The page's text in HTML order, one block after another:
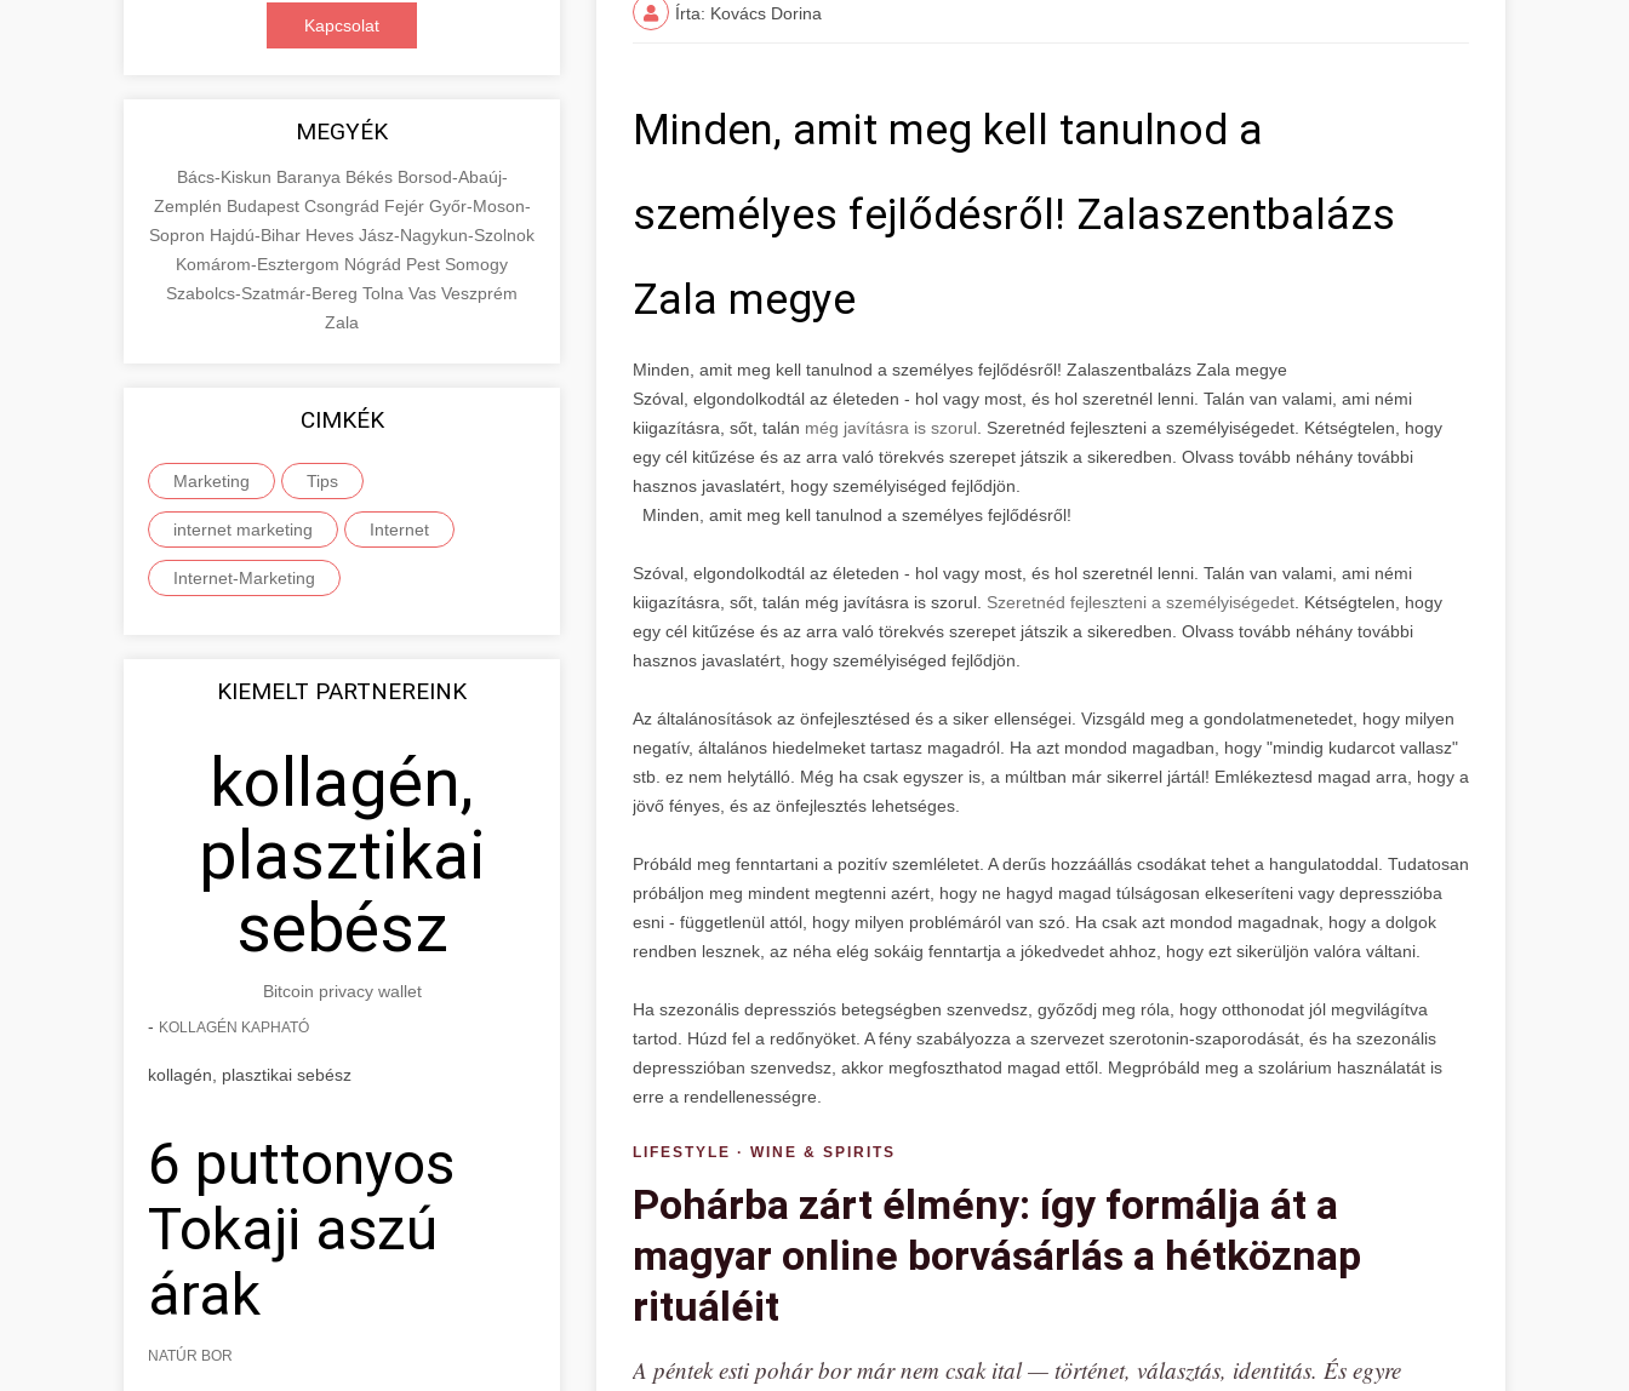
Kapcsolat
MEGYÉK
Bács-Kiskun Baranya Békés Borsod-Abaúj-
Zemplén Budapest Csongrád Fejér Győr-Moson-
Sopron Hajdú-Bihar Heves Jász-Nagykun-Szolnok
Komárom-Esztergom Nógrád Pest Somogy
Szabolcs-Szatmár-Bereg Tolna Vas Veszprém
Zala
CIMKÉK
Marketing Tips
internet marketing Internet
Internet-Marketing
KIEMELT PARTNEREINK
kollagén,
plasztikai
sebész
Bitcoin privacy wallet
- KOLLAGÉN KAPHATÓ
kollagén, plasztikai sebész
6 puttonyos
Tokaji aszú
árak
NATÚR BOR
Írta: Kovács Dorina
Minden, amit meg kell tanulnod a
személyes fejlődésről! Zalaszentbalázs
Zala megye
Minden, amit meg kell tanulnod a személyes fejlődésről! Zalaszentbalázs Zala megye
Szóval, elgondolkodtál az életeden - hol vagy most, és hol szeretnél lenni. Talán van valami, ami némi
kiigazításra, sőt, talán még javításra is szorul . Szeretnéd fejleszteni a személyiségedet. Kétségtelen, hogy
egy cél kitűzése és az arra való törekvés szerepet játszik a sikeredben. Olvass tovább néhány további
hasznos javaslatért, hogy személyiséged fejlődjön.
Minden, amit meg kell tanulnod a személyes fejlődésről!
Szóval, elgondolkodtál az életeden - hol vagy most, és hol szeretnél lenni. Talán van valami, ami némi
kiigazításra, sőt, talán még javításra is szorul. Szeretnéd fejleszteni a személyiségedet . Kétségtelen, hogy
egy cél kitűzése és az arra való törekvés szerepet játszik a sikeredben. Olvass tovább néhány további
hasznos javaslatért, hogy személyiséged fejlődjön.
Az általánosítások az önfejlesztésed és a siker ellenségei. Vizsgáld meg a gondolatmenetedet, hogy milyen
negatív, általános hiedelmeket tartasz magadról. Ha azt mondod magadban, hogy "mindig kudarcot vallasz"
stb. ez nem helytálló. Még ha csak egyszer is, a múltban már sikerrel jártál! Emlékeztesd magad arra, hogy a
jövő fényes, és az önfejlesztés lehetséges.
Próbáld meg fenntartani a pozitív szemléletet. A derűs hozzáállás csodákat tehet a hangulatoddal. Tudatosan
próbáljon meg mindent megtenni azért, hogy ne hagyd magad túlságosan elkeseríteni vagy depresszióba
esni - függetlenül attól, hogy milyen problémáról van szó. Ha csak azt mondod magadnak, hogy a dolgok
rendben lesznek, az néha elég sokáig fenntartja a jókedvedet ahhoz, hogy ezt sikerüljön valóra váltani.
Ha szezonális depressziós betegségben szenvedsz, győződj meg róla, hogy otthonodat jól megvilágítva
tartod. Húzd fel a redőnyöket. A fény szabályozza a szervezet szerotonin-szaporodását, és ha szezonális
depresszióban szenvedsz, akkor megfoszthatod magad ettől. Megpróbáld meg a szolárium használatát is
erre a rendellenességre.
LIFESTYLE · WINE & SPIRITS
Pohárba zárt élmény: így formálja át a
magyar online borvásárlás a hétköznap
rituáléit
A péntek esti pohár bor már nem csak ital — történet, választás, identitás. És egyre